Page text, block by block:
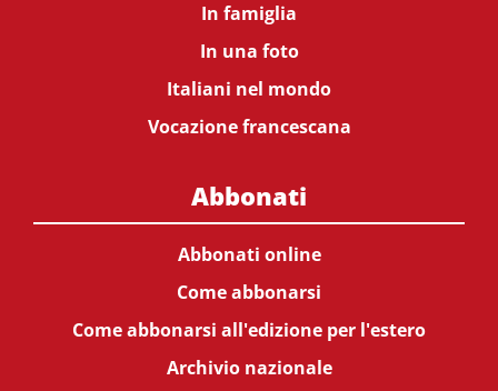
In famiglia
In una foto
Italiani nel mondo
Vocazione francescana
Abbonati
Abbonati online
Come abbonarsi
Come abbonarsi all'edizione per l'estero
Archivio nazionale